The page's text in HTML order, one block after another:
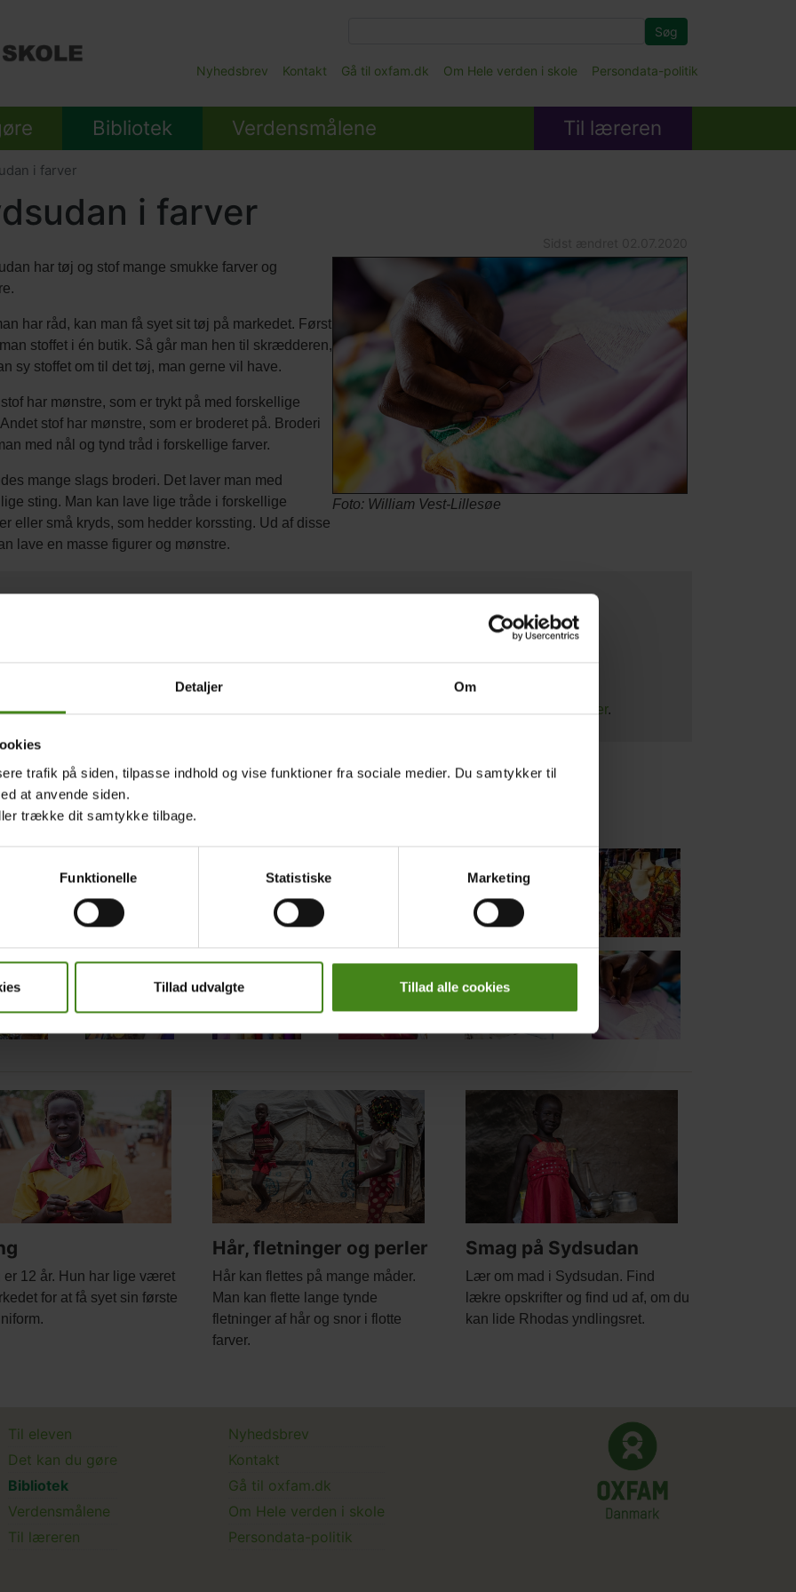
Detaljer Om
trafik på siden, tilpasse indhold og vise funktioner fra sociale medier. Du samtykker til
at anvende siden.
trække dit samtykke tilbage.
Funktionelle Statistiske Marketing
Tillad udvalgte Tillad alle cookies
Main
Submenu
Nyhedsbrev Kontakt Gå til oxfam.dk Om Hele verden i skole Persondata-politik
Søg
Bibliotek Verdensmålene Til læreren
i farver
i farver
Foto: William Vest-Lillesøe
har tøj og stof mange smukke farver og
har råd, kan man få syet sit tøj på markedet. Først
stoffet i én butik. Så går man hen til skrædderen,
sy stoffet om til det tøj, man gerne vil have.
har mønstre, som er trykt på med forskellige
stof har mønstre, som er broderet på. Broderi
med nål og tynd tråd i forskellige farver.
mange slags broderi. Det laver man med
sting. Man kan lave lige tråde i forskellige
eller små kryds, som hedder korssting. Ud af disse
lave en masse figurer og mønstre.
bruge kartofler, en urtekniv og maling.
Se en video af, hvordan man laver stoftryk med kartofler.
billederne og se stof, mønstre og broderi fra Sydsudan.
er 12 år. Hun har lige været
for at få syet sin første
Main
picture
Hår, fletninger og perler
Body
Hår kan flettes på mange måder.
Man kan flette lange tynde
fletninger af hår og snor i flotte
farver.
Smag på Sydsudan
Body
Lær om mad i Sydsudan. Find
lækre opskrifter og find ud af, om du
kan lide Rhodas yndlingsret.
Main
menu
Til eleven
Det kan du gøre
Bibliotek
Verdensmålene
Til læreren
Main
Submenu
Nyhedsbrev
Kontakt
Gå til oxfam.dk
Om Hele verden i skole
Persondata-politik